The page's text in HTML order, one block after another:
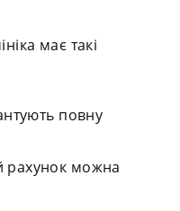
має такі
повну
рахунок можна